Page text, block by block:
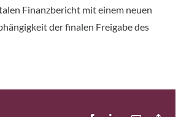
Finanzbericht mit einem neuen
der finalen Freigabe des